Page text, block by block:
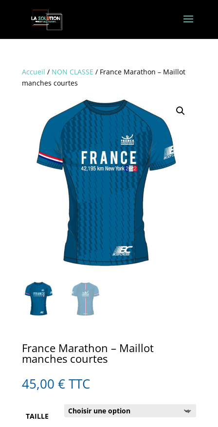
Accueil / NON CLASSE / France Marathon – Maillot
manches courtes
France Marathon – Maillot
manches courtes
45,00 € TTC
TAILLE